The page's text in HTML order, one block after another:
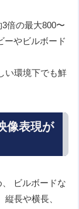
倍の最大800〜
ーやビルボード
い環境下でも鮮
像表現が
ビルボードな
長や横長、